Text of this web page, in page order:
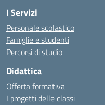
I Servizi
Personale scolastico
Famiglie e studenti
Percorsi di studio
Didattica
Offerta formativa
I progetti delle classi